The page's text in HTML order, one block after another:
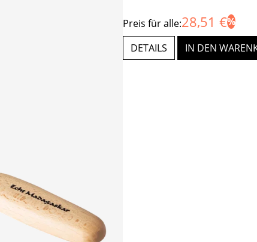
Preis für alle:28,51 €
DETAILS IN DEN